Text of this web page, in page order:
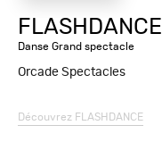
FLASHDANCE
Danse Grand spectacle
Orcade Spectacles
Découvrez FLASHDANCE